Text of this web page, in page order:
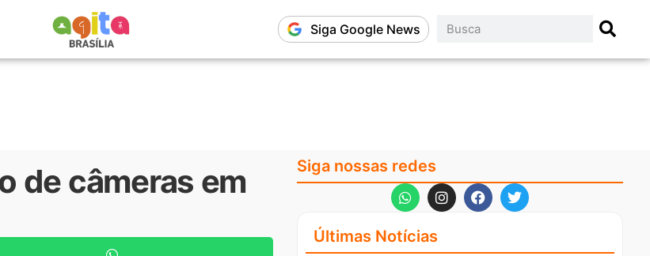
Siga Google News
de câmeras em
Siga nossas redes
Últimas Notícias